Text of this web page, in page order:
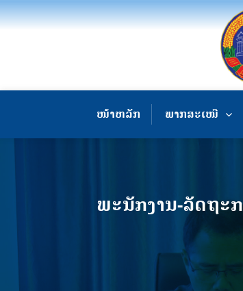
ໜ້າຫລັກ ພາກສະເໜີ
ພະນັກງານ-ລັດຖະ